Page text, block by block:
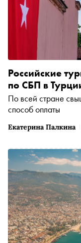
Екатерина Палкина
Российские
по СБП в
По всей стране
способ оплаты